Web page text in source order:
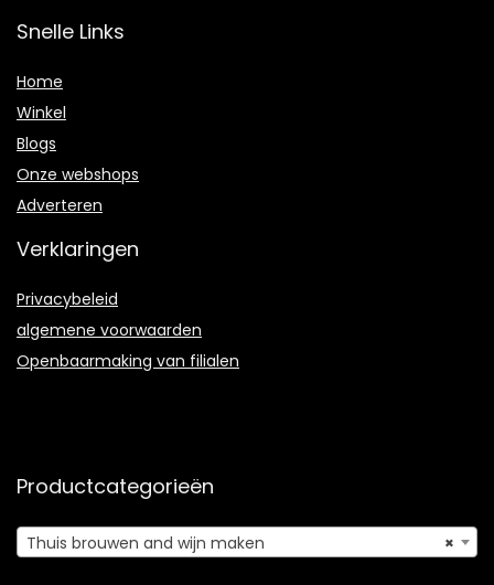
Snelle Links
Home
Winkel
Blogs
Onze webshops
Adverteren
Verklaringen
Privacybeleid
algemene voorwaarden
Openbaarmaking van filialen
Productcategorieën
×
Thuis brouwen and wijn maken